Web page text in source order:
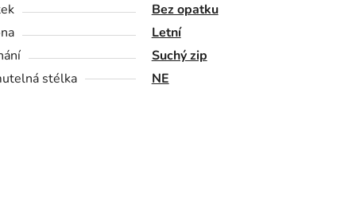
Bez opatku
Letní
Suchý zip
stélka
NE